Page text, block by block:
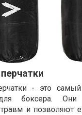
- это
боксера.
и позволяют